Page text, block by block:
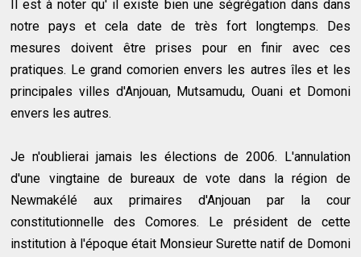
Il est à noter qu' il existe bien une ségrégation dans dans
notre pays et cela date de très fort longtemps. Des
mesures doivent être prises pour en finir avec ces
pratiques. Le grand comorien envers les autres îles et les
principales villes d'Anjouan, Mutsamudu, Ouani et Domoni
envers les autres.
Je n'oublierai jamais les élections de 2006. L'annulation
d'une vingtaine de bureaux de vote dans la région de
Newmakélé aux primaires d'Anjouan par la cour
constitutionnelle des Comores. Le président de cette
institution à l'époque était Monsieur Surette natif de Domoni